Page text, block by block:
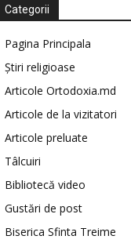
Categorii
Pagina Principala
Știri religioase
Articole Ortodoxia.md
Articole de la vizitatori
Articole preluate
Tâlcuiri
Bibliotecă video
Gustări de post
Biserica Sfinta Treime